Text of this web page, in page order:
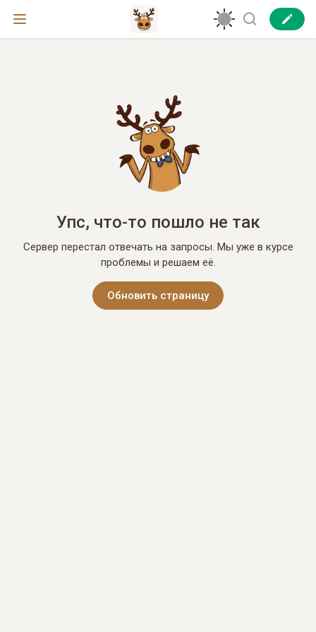
Упс, что-то пошло не так
Сервер перестал отвечать на запросы. Мы уже в курсе
проблемы и решаем её.
Обновить страницу